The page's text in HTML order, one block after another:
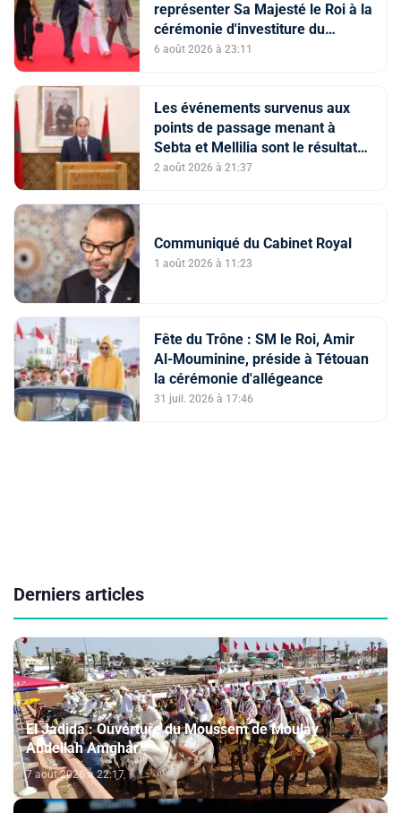
représenter Sa Majesté le Roi à la
cérémonie d'investiture du
nouveau président colombien
6 août 2026 à 23:11
Les événements survenus aux
points de passage menant à
Sebta et Mellilia sont le résultat
de facteurs intriqués, dont
d'informations trompeuses
(Porte-parole du ministère de
2 août 2026 à 21:37
Communiqué du Cabinet Royal
1 août 2026 à 11:23
Fête du Trône : SM le Roi, Amir
Al-Mouminine, préside à Tétouan
la cérémonie d'allégeance
31 juil. 2026 à 17:46
Derniers articles
El Jadida : Ouverture du Moussem de Moulay
Abdellah Amghar
7 août 2026 à 22:17